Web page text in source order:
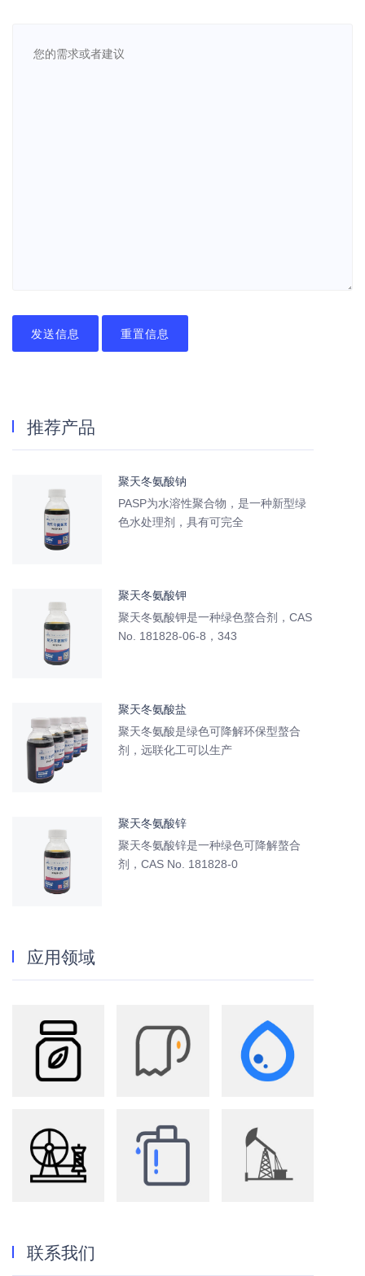
发送信息 重置信息
推荐产品
聚天冬氨酸钠
PASP为水溶性聚合物，是一种新型绿
色水处理剂，具有可完全
聚天冬氨酸钾
聚天冬氨酸钾是一种绿色螯合剂，CAS
No. 181828-06-8，343
聚天冬氨酸盐
聚天冬氨酸是绿色可降解环保型螯合
剂，远联化工可以生产
聚天冬氨酸锌
聚天冬氨酸锌是一种绿色可降解螯合
剂，CAS No. 181828-0
应用领域
农业 水处理
纺织 洗化
联系我们